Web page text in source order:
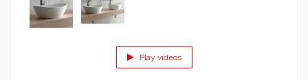
Play videos